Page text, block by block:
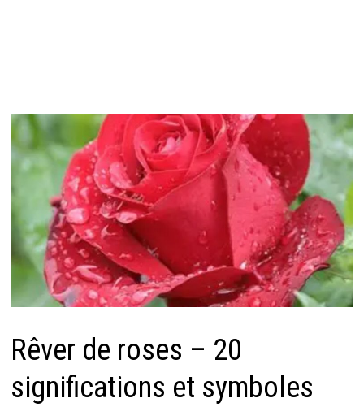
Rêver de roses – 20
significations et symboles